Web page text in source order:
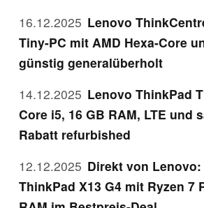
16.12.2025 Lenovo
Tiny-PC mit AMD Hexa-Core
günstig generalüberholt
14.12.2025 Lenovo ThinkPad
Core i5, 16 GB RAM, LTE und
Rabatt refurbished
12.12.2025 Direkt von
ThinkPad X13 G4 mit Ryzen 7